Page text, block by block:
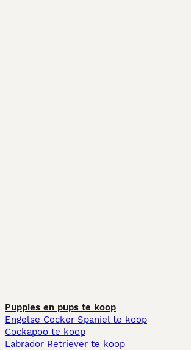
Puppies en pups te koop
Engelse Cocker Spaniel te koop
Cockapoo te koop
Labrador Retriever te koop